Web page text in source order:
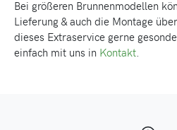
Bei größeren Brunnenmodellen
Lieferung & auch die Montage
dieses Extraservice gerne
einfach mit uns in Kontakt